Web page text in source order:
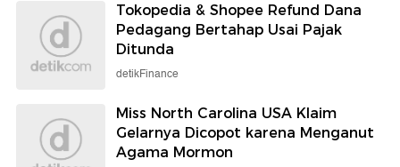
Tokopedia & Shopee Refund Dana
Pedagang Bertahap Usai Pajak
Ditunda
detikFinance
Miss North Carolina USA Klaim
Gelarnya Dicopot karena Menganut
Agama Mormon